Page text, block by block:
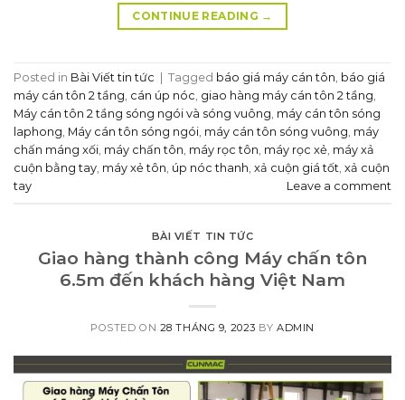
CONTINUE READING →
Posted in Bài Viết tin tức Tagged báo giá máy cán tôn, báo giá
máy cán tôn 2 tầng, cán úp nóc, giao hàng máy cán tôn 2 tầng,
Máy cán tôn 2 tầng sóng ngói và sóng vuông, máy cán tôn sóng
laphong, Máy cán tôn sóng ngói, máy cán tôn sóng vuông, máy
chấn máng xối, máy chấn tôn, máy rọc tôn, máy rọc xẻ, máy xả
cuộn bằng tay, máy xẻ tôn, úp nóc thanh, xả cuộn giá tốt, xả cuộn
tay
Leave a comment
BÀI VIẾT TIN TỨC
Giao hàng thành công Máy chấn tôn
6.5m đến khách hàng Việt Nam
POSTED ON 28 THÁNG 9, 2023 BY ADMIN